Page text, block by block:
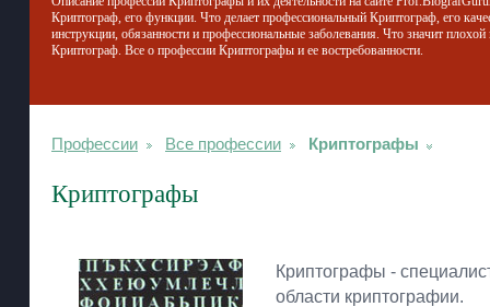
Криптограф, его функции. Что делает профессиональный Криптограф, его
инструкции, обязанности и профессиональные заболевания. Что значит
Криптограф. Все о профессии Криптографы и ее востребованности.
Профессии Все профессии Криптографы
Криптографы
Криптографы -
области криптографии.